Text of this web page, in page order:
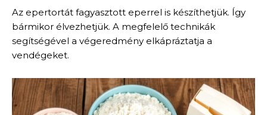
Az epertortát fagyasztott eperrel is készíthetjük. Így
bármikor élvezhetjük. A megfelelő technikák
segítségével a végeredmény elkápráztatja a
vendégeket.